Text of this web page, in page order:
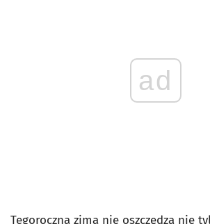
ad
Tegoroczna zima nie oszczędza nie